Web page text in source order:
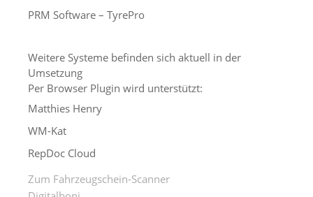
PRM Software – TyrePro
Weitere Systeme befinden sich aktuell in der
Umsetzung
Per Browser Plugin wird unterstützt:
Matthies Henry
WM-Kat
RepDoc Cloud
Zum Fahrzeugschein-Scanner